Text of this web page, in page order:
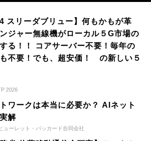
スリーダブリュー】何もかもが革
ジャー無線機がローカル５G市場の
る！！ コアサーバー不要！毎年の
不要！でも、超安価！ の新しい５
2026
ワークは本当に必要か？ AIネット
解
ューレット・パッカード合同会社